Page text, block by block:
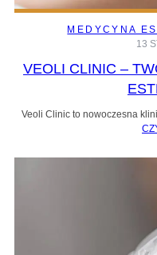
MEDYCYNA
13
VEOLI CLINIC –
Veoli Clinic to nowoczesna